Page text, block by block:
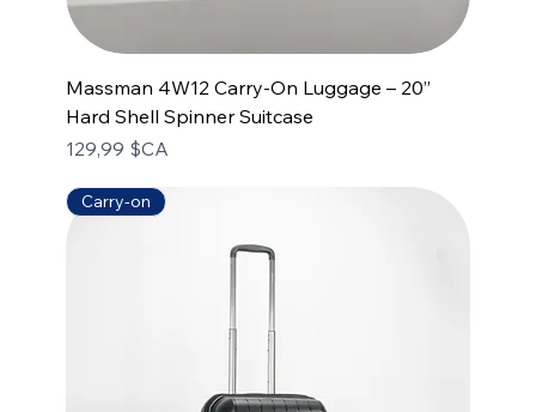
Massman 4W12 Carry-On Luggage – 20”
Hard Shell Spinner Suitcase
Prix
129,99 $CA
Carry-on